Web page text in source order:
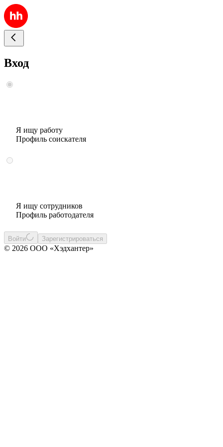
Вход
Я ищу работу
Профиль соискателя
Я ищу сотрудников
Профиль работодателя
Войти Зарегистрироваться
© 2026 ООО «Хэдхантер»